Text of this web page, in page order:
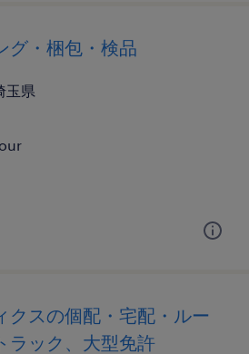
グ・梱包・検品
玉県
クスの個配・宅配・ルー
ラック、大型免許